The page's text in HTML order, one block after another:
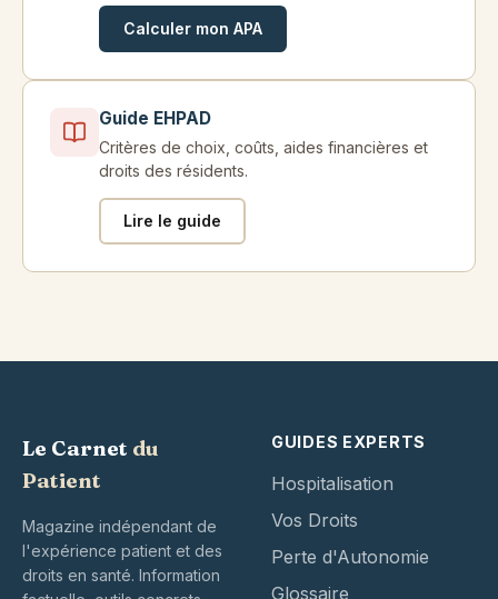
Calculer mon APA
Guide EHPAD
Critères de choix, coûts, aides financières et
droits des résidents.
Lire le guide
Le Carnet du
Patient
Magazine indépendant de
l'expérience patient et des
droits en santé. Information
GUIDES EXPERTS
Hospitalisation
Vos Droits
Perte d'Autonomie
Glossaire